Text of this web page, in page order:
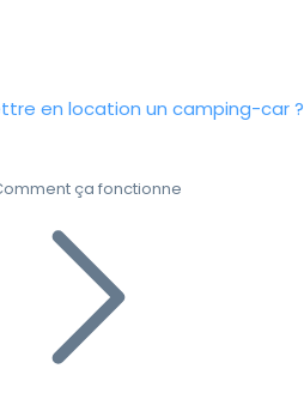
en location un camping-car ?
ça fonctionne